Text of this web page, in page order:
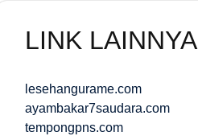
LINK LAINNYA
lesehangurame.com
ayambakar7saudara.com
tempongpns.com